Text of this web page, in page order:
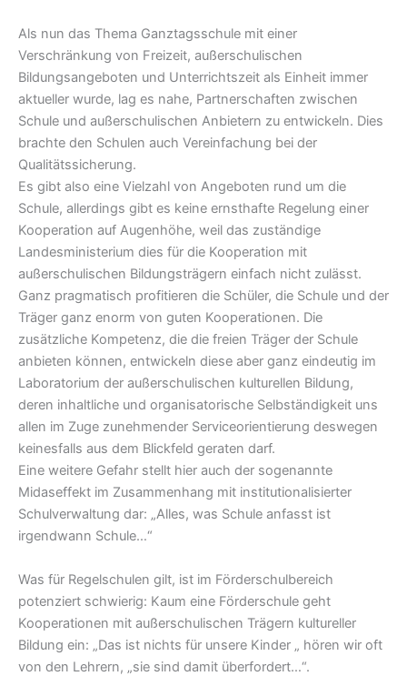
Als nun das Thema Ganztagsschule mit einer
Verschränkung von Freizeit, außerschulischen
Bildungsangeboten und Unterrichtszeit als Einheit immer
aktueller wurde, lag es nahe, Partnerschaften zwischen
Schule und außerschulischen Anbietern zu entwickeln. Dies
brachte den Schulen auch Vereinfachung bei der
Qualitätssicherung.
Es gibt also eine Vielzahl von Angeboten rund um die
Schule, allerdings gibt es keine ernsthafte Regelung einer
Kooperation auf Augenhöhe, weil das zuständige
Landesministerium dies für die Kooperation mit
außerschulischen Bildungsträgern einfach nicht zulässt.
Ganz pragmatisch profitieren die Schüler, die Schule und der
Träger ganz enorm von guten Kooperationen. Die
zusätzliche Kompetenz, die die freien Träger der Schule
anbieten können, entwickeln diese aber ganz eindeutig im
Laboratorium der außerschulischen kulturellen Bildung,
deren inhaltliche und organisatorische Selbständigkeit uns
allen im Zuge zunehmender Serviceorientierung deswegen
keinesfalls aus dem Blickfeld geraten darf.
Eine weitere Gefahr stellt hier auch der sogenannte
Midaseffekt im Zusammenhang mit institutionalisierter
Schulverwaltung dar: „Alles, was Schule anfasst ist
irgendwann Schule…“
Was für Regelschulen gilt, ist im Förderschulbereich
potenziert schwierig: Kaum eine Förderschule geht
Kooperationen mit außerschulischen Trägern kultureller
Bildung ein: „Das ist nichts für unsere Kinder „ hören wir oft
von den Lehrern, „sie sind damit überfordert…“.